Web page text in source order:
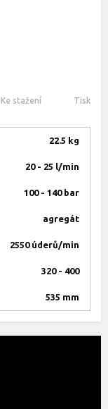
Ke stažení Tisk
22.5 kg
20 - 25 l/min
100 - 140 bar
agregát
2550 úderů/min
320 - 400
535 mm